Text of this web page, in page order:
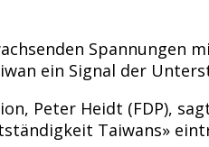
ein Signal der
Peter Heidt (FDP),
Taiwans»